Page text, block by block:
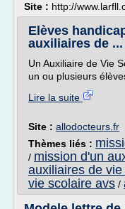
Site : http://
Elèves
auxiliaires de ...
Un Auxiliaire de Vie
un ou plusieurs
Lire la suite
Site : allodocteurs.fr
Thèmes liés :
/ mission d'un
auxiliaires de
vie scolaire avs /